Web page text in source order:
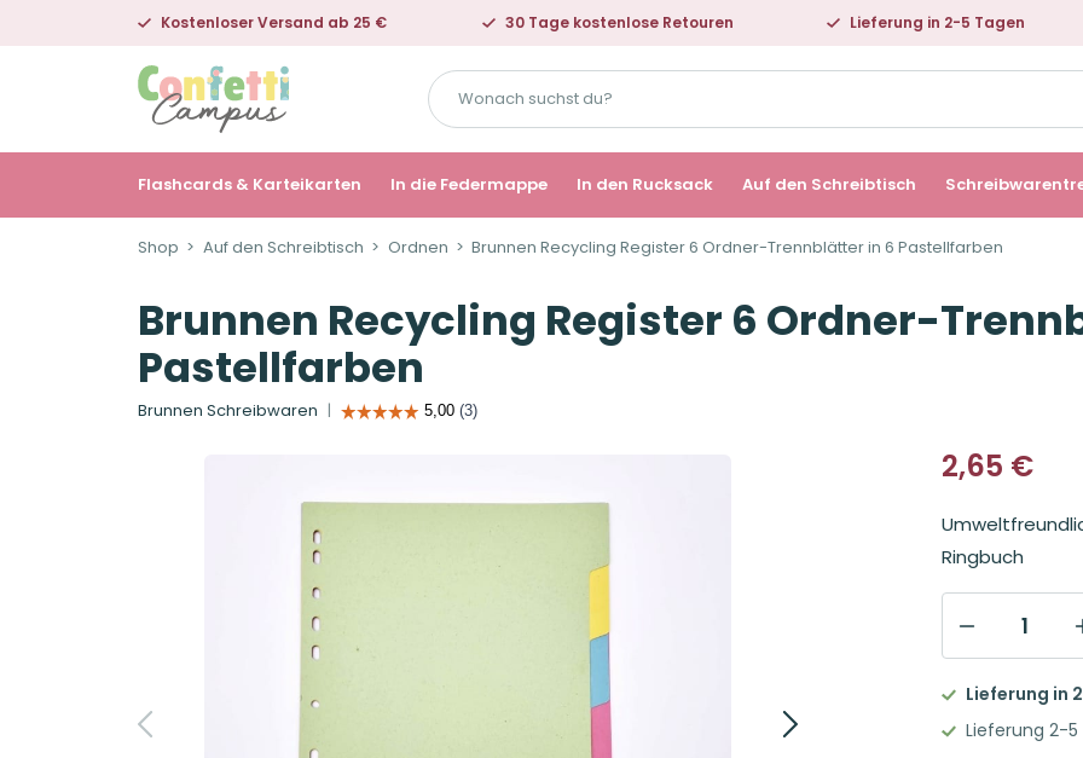
Kostenloser Versand ab 25 € 30 Tage kostenlose Retouren Lieferung in 2-5 Tagen
Wonach
suchst
du?
Flashcards & Karteikarten In die Federmappe In den Rucksack Auf den Schreibtisch
Shop Auf den Schreibtisch Ordnen Brunnen Recycling Register 6 Ordner-Trennblätter in 6 Pastellfarben
Brunnen Recycling Register 6 Ordner-
Pastellfarben
Brunnen Schreibwaren
2,65 €
Ringbuch
Register
6
Lieferung in
Lieferung 2-5